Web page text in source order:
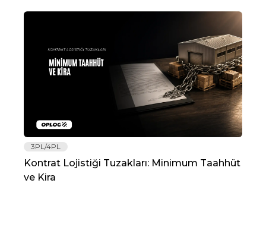
3PL/4PL
Kontrat Lojistiği Tuzakları: Minimum Taahhüt
ve Kira